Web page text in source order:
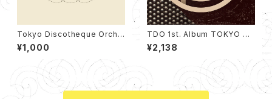
Tokyo Discotheque Orche
stra feat. Silva EP（12cm C
D）
¥1,000
TDO 1st. Album TOKYO DI
SCOTHEQUE ORCHESTRA
¥2,138